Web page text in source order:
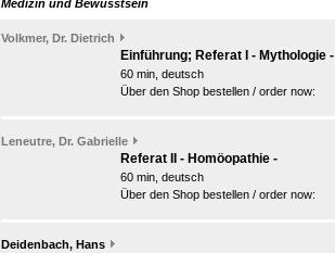
Medizin und Bewusstsein
Volkmer, Dr. Dietrich
Einführung; Referat I - Mythologie -
60 min, deutsch
Über den Shop bestellen / order now:
Leneutre, Dr. Gabrielle
Referat II - Homöopathie -
60 min, deutsch
Über den Shop bestellen / order now:
Deidenbach, Hans